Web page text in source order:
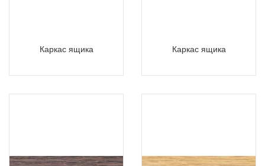
Каркас ящика Каркас ящика